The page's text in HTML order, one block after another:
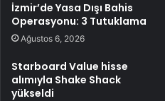
İzmir’de Yasa Dışı Bahis
Operasyonu: 3 Tutuklama
Ağustos 6, 2026
Starboard Value hisse
alımıyla Shake Shack
yükseldi